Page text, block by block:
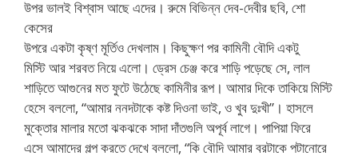
উপর ভালই বিশ্বাস আছে এদের। রুমে বিভিন্ন দেব-দেবীর ছবি, শো
কেসের
উপরে একটা কৃষ্ণ মূর্তিও দেখলাম। কিছুক্ষণ পর কামিনী বৌদি একটু
মিস্টি আর শরবত নিয়ে এলো। ড্রেস চেঞ্জ করে শাড়ি পড়েছে সে, লাল
শাড়িতে আগুনের মত ফুটে উঠেছে কামিনীর রূপ। আমার দিকে তাকিয়ে মিস্টি
হেসে বললো, “আমার ননদটাকে কষ্ট দিওনা ভাই, ও খুব দুঃখী”। হাসলে
মুক্তোর মালার মতো ঝকঝকে সাদা দাঁতগুলি অপূর্ব লাগে। পাপিয়া ফিরে
এসে আমাদের গল্প করতে দেখে বললো, “কি বৌদি আমার বরটাকে পটানোরে